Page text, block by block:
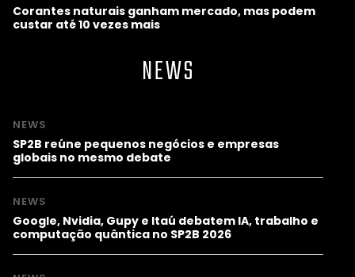
Corantes naturais ganham mercado, mas podem
custar até 10 vezes mais
NEWS
NEWS
SP2B reúne pequenos negócios e empresas
globais no mesmo debate
NEWS
Google, Nvidia, Gupy e Itaú debatem IA, trabalho e
computação quântica no SP2B 2026